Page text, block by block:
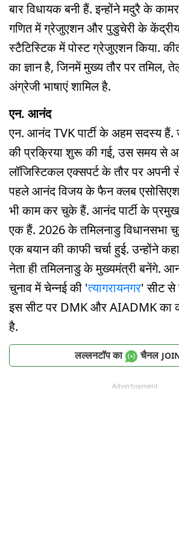
बार विधायक बनी हैं. इन्होंने मदुरै के
गणित में ग्रेजुएशन और पुडुचेरी के केंद्रीय
स्टैटिस्टिक में पोस्ट ग्रेजुएशन किया.
का ज्ञान है, जिनमें मुख्य तौर पर तमिल,
अंग्रेजी भाषाएं शामिल है.
एन. आनंद
एन. आनंद TVK पार्टी के अहम सदस्य हैं.
की प्रक्रिया शुरू की गई, उस समय से
लॉजिस्टिकल एक्सपर्ट के तौर पर अपनी
पहले आनंद विजय के फैन क्लब
भी काम कर चुके हैं. आनंद पार्टी के
एक हैं. 2026 के तमिलनाडु विधानसभा
एक बयान की काफी चर्चा हुई. उन्होंने
नेता ही तमिलनाडु के मुख्यमंत्री बनेंगे.
चुनाव में चेन्नई की 'त्यागरायनगर' सीट से
इस सीट पर DMK और AIADMK का
है.
लल्लनटॉप का चैनल
Advertisement